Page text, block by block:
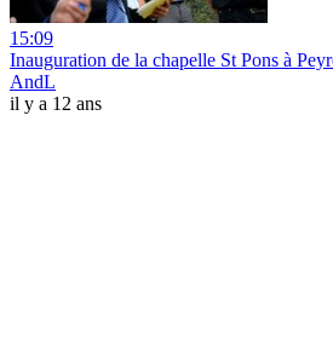
15:09
Inauguration de la chapelle St Pons à
AndL
il y a 12 ans